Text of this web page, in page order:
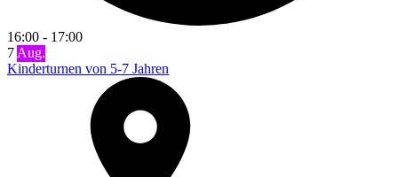
16:00 - 17:00
7Aug.
Kinderturnen von 5-7 Jahren